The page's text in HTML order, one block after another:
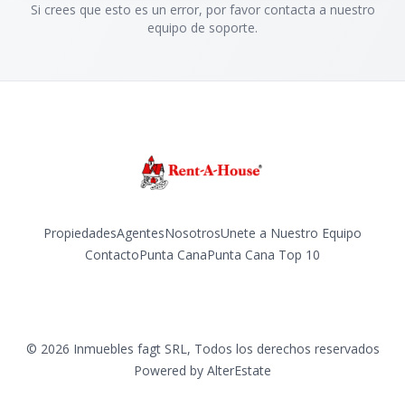
Si crees que esto es un error, por favor contacta a nuestro
equipo de soporte.
PropiedadesAgentesNosotrosUnete a Nuestro Equipo
ContactoPunta CanaPunta Cana Top 10
© 2026 Inmuebles fagt SRL, Todos los derechos reservados
Powered by AlterEstate